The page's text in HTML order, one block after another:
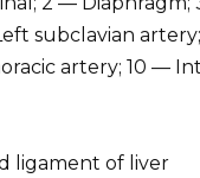
subclavian
artery; 10 —
ligament of liver